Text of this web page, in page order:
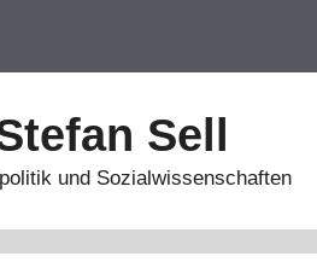
Sell
und Sozialwissenschaften